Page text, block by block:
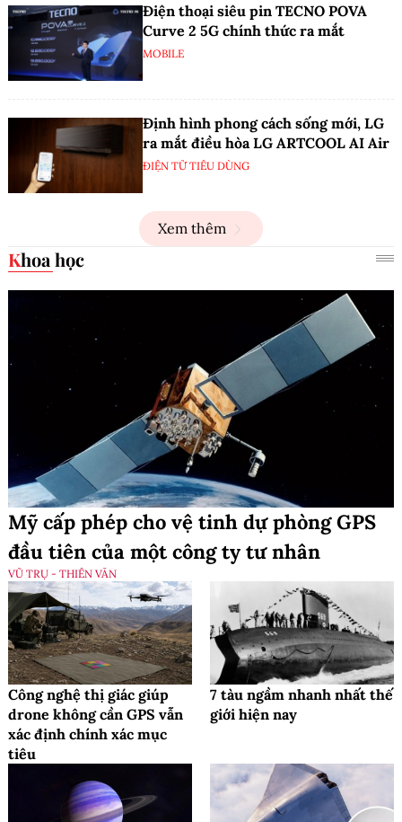
Điện thoại siêu pin TECNO POVA
Curve 2 5G chính thức ra mắt
MOBILE
Định hình phong cách sống mới, LG
ra mắt điều hòa LG ARTCOOL AI Air
ĐIỆN TỬ TIÊU DÙNG
Xem thêm
Khoa học
Mỹ cấp phép cho vệ tinh dự phòng GPS
đầu tiên của một công ty tư nhân
VŨ TRỤ - THIÊN VĂN
Công nghệ thị giác giúp
drone không cần GPS vẫn
xác định chính xác mục
tiêu
7 tàu ngầm nhanh nhất thế
giới hiện nay